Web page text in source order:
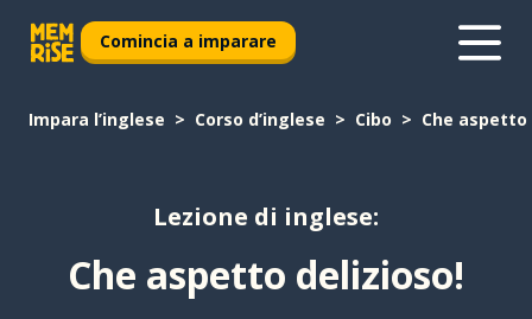
Comincia a imparare
Impara l’inglese Corso d’inglese Cibo Che
Lezione di inglese:
Che aspetto delizioso!